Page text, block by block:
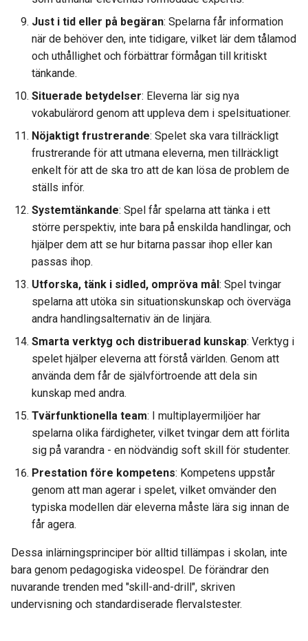
Just i tid eller på begäran: Spelarna får information
när de behöver den, inte tidigare, vilket lär dem tålamod
och uthållighet och förbättrar förmågan till kritiskt
tänkande.
Situerade betydelser: Eleverna lär sig nya
vokabulärord genom att uppleva dem i spelsituationer.
Nöjaktigt frustrerande: Spelet ska vara tillräckligt
frustrerande för att utmana eleverna, men tillräckligt
enkelt för att de ska tro att de kan lösa de problem de
ställs inför.
Systemtänkande: Spel får spelarna att tänka i ett
större perspektiv, inte bara på enskilda handlingar, och
hjälper dem att se hur bitarna passar ihop eller kan
passas ihop.
Utforska, tänk i sidled, ompröva mål: Spel tvingar
spelarna att utöka sin situationskunskap och överväga
andra handlingsalternativ än de linjära.
Smarta verktyg och distribuerad kunskap: Verktyg i
spelet hjälper eleverna att förstå världen. Genom att
använda dem får de självförtroende att dela sin
kunskap med andra.
Tvärfunktionella team: I multiplayermiljöer har
spelarna olika färdigheter, vilket tvingar dem att förlita
sig på varandra - en nödvändig soft skill för studenter.
Prestation före kompetens: Kompetens uppstår
genom att man agerar i spelet, vilket omvänder den
typiska modellen där eleverna måste lära sig innan de
får agera.
Dessa inlärningsprinciper bör alltid tillämpas i skolan, inte
bara genom pedagogiska videospel. De förändrar den
nuvarande trenden med "skill-and-drill", skriven
undervisning och standardiserade flervalstester.